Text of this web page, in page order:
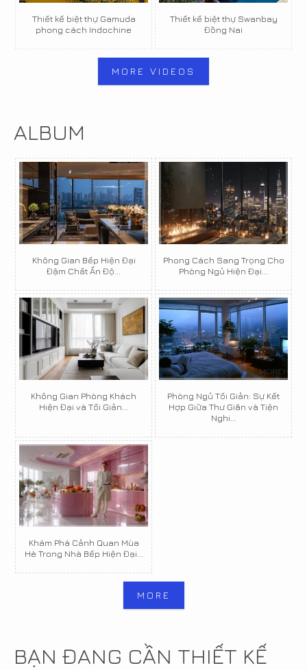
Thiết kế biệt thự Gamuda
phong cách Indochine
Thiết kế biệt thự Swanbay
Đồng Nai
MORE VIDEOS
ALBUM
Không Gian Bếp Hiện Đại
Đậm Chất Ấn Độ...
Phong Cách Sang Trọng Cho
Phòng Ngủ Hiện Đại...
Không Gian Phòng Khách
Hiện Đại và Tối Giản...
Phòng Ngủ Tối Giản: Sự Kết
Hợp Giữa Thư Giãn và Tiện
Nghi...
Khám Phá Cảnh Quan Mùa
Hè Trong Nhà Bếp Hiện Đại...
MORE
BẠN ĐANG CẦN THIẾT KẾ